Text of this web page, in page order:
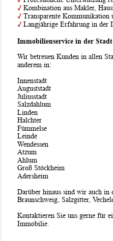
✓ Kombination aus Makler,
✓ Transparente Kommunikation
✓ Langjährige Erfahrung in der
Immobilienservice in der
Wir betreuen Kunden in allen
anderem in:
Innenstadt
Auguststadt
Juliusstadt
Salzdahlum
Linden
Halchter
Fümmelse
Leinde
Wendessen
Atzum
Ahlum
Groß Stöckheim
Adersheim
Darüber hinaus sind wir auch in
Braunschweig, Salzgitter,
Kontaktieren Sie uns gerne für
Immobilie.